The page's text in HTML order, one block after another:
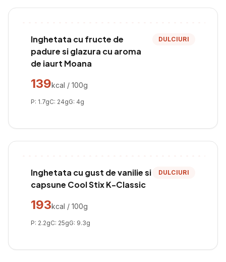
Inghetata cu fructe de
padure si glazura cu aroma
de iaurt Moana
DULCIURI
139kcal / 100g
P: 1.7gC: 24gG: 4g
Inghetata cu gust de vanilie si
capsune Cool Stix K-Classic
DULCIURI
193kcal / 100g
P: 2.2gC: 25gG: 9.3g